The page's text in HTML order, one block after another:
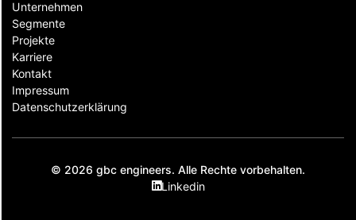
Unternehmen
Segmente
Projekte
Karriere
Kontakt
Impressum
Datenschutzerklärung
© 2026 gbc engineers. Alle Rechte vorbehalten.
Linkedin